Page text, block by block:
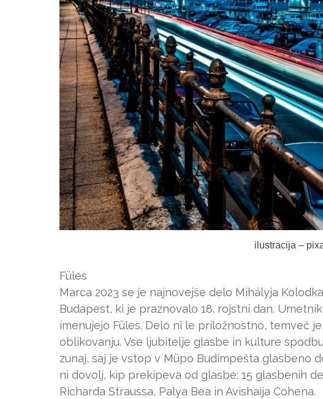
ilustracija –
Füles
Marca 2023 se je najnovejše delo Mihályja
Budapest, ki je praznovalo 18. rojstni dan.
imenujejo Füles. Delo ni le priložnostno, temveč
oblikovanju. Vse ljubitelje glasbe in kulture
zunaj, saj je vstop v Müpo Budimpešta glasbeno
ni dovolj, kip prekipeva od glasbe: 15 glasbenih
Richarda Straussa, Palya Bea in Avishaija Cohena.